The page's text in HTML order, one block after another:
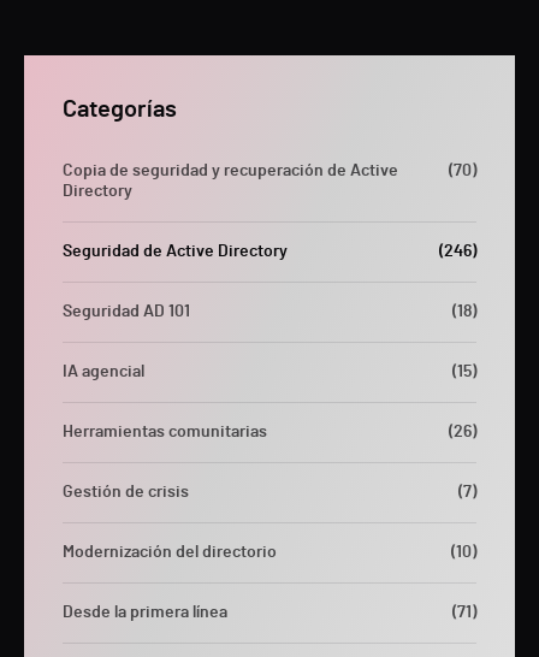
Categorías
Copia de seguridad y recuperación de Active
Directory
(70)
Seguridad de Active Directory (246)
Seguridad AD 101 (18)
IA agencial (15)
Herramientas comunitarias (26)
Gestión de crisis (7)
Modernización del directorio (10)
Desde la primera línea (71)